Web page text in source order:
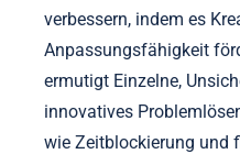
verbessern, indem es
Anpassungsfähigkeit
ermutigt Einzelne,
innovatives
wie Zeitblockierung und